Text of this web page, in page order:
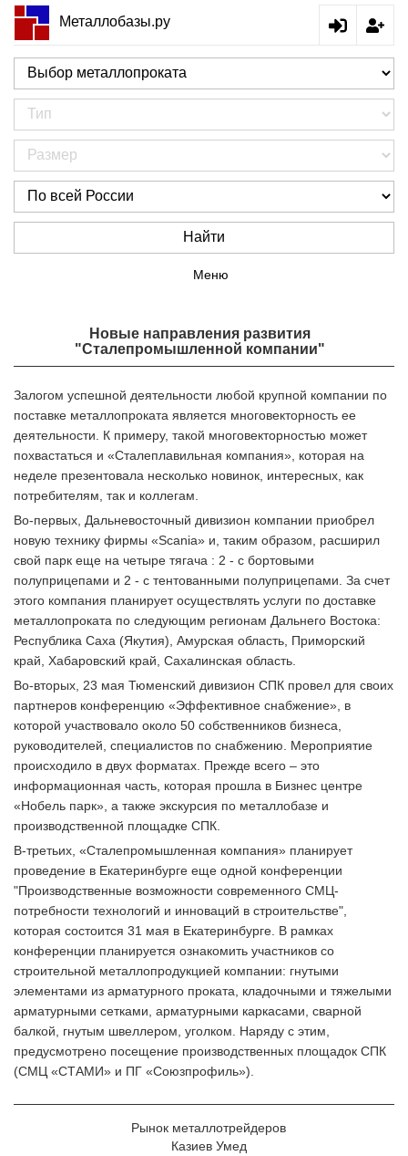
Металлобазы.ру
Найти
Меню
Новые направления развития
"Сталепромышленной компании"
Залогом успешной деятельности любой крупной компании по
поставке металлопроката является многовекторность ее
деятельности. К примеру, такой многовекторностью может
похвастаться и «Сталеплавильная компания», которая на
неделе презентовала несколько новинок, интересных, как
потребителям, так и коллегам.
Во-первых, Дальневосточный дивизион компании приобрел
новую технику фирмы «Scania» и, таким образом, расширил
свой парк еще на четыре тягача : 2 - с бортовыми
полуприцепами и 2 - с тентованными полуприцепами. За счет
этого компания планирует осуществлять услуги по доставке
металлопроката по следующим регионам Дальнего Востока:
Республика Саха (Якутия), Амурская область, Приморский
край, Хабаровский край, Сахалинская область.
Во-вторых, 23 мая Тюменский дивизион СПК провел для своих
партнеров конференцию «Эффективное снабжение», в
которой участвовало около 50 собственников бизнеса,
руководителей, специалистов по снабжению. Мероприятие
происходило в двух форматах. Прежде всего – это
информационная часть, которая прошла в Бизнес центре
«Нобель парк», а также экскурсия по металлобазе и
производственной площадке СПК.
В-третьих, «Сталепромышленная компания» планирует
проведение в Екатеринбурге еще одной конференции
"Производственные возможности современного СМЦ-
потребности технологий и инноваций в строительстве",
которая состоится 31 мая в Екатеринбурге. В рамках
конференции планируется ознакомить участников со
строительной металлопродукцией компании: гнутыми
элементами из арматурного проката, кладочными и тяжелыми
арматурными сетками, арматурными каркасами, сварной
балкой, гнутым швеллером, уголком. Наряду с этим,
предусмотрено посещение производственных площадок СПК
(СМЦ «СТАМИ» и ПГ «Союзпрофиль»).
Рынок металлотрейдеров
Казиев Умед